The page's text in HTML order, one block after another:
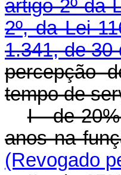
artigo 2º da
2º, da Lei
1.341, de 30
percepção
tempo de
I - de
anos na
(Revogado